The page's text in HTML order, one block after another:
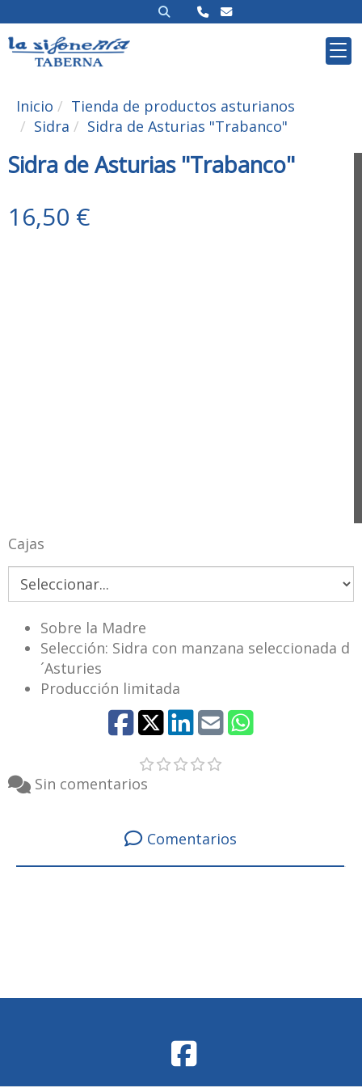
Inicio
Tienda de productos asturianos
Sidra
Sidra de Asturias "Trabanco"
Sidra de Asturias "Trabanco"
16,50 €
Cajas
Sobre la Madre
Selección: Sidra con manzana seleccionada d
´Asturies
Producción limitada
Sin comentarios
Comentarios